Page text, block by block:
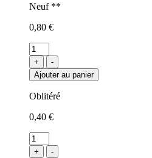
Neuf **
0,80 €
+
-
Ajouter au panier
Oblitéré
0,40 €
+
-